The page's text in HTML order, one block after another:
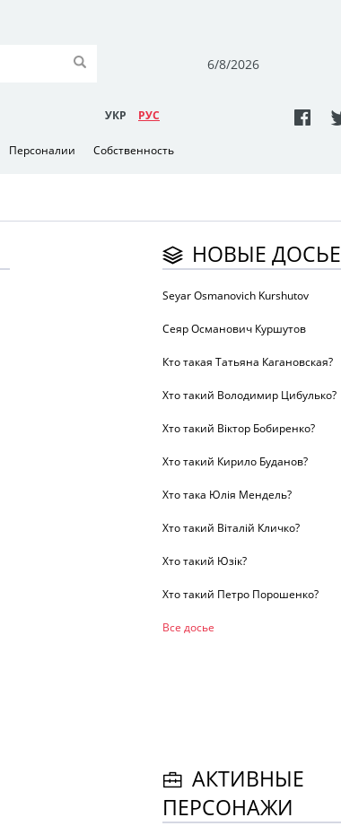
6/8/2026
УКР РУC
Персоналии Собственность
НОВЫЕ ДОСЬЕ
Seyar Osmanovich Kurshutov
Сеяр Османович Куршутов
Кто такая Татьяна Кагановская?
Хто такий Володимир Цибулько?
Хто такий Віктор Бобиренко?
Хто такий Кирило Буданов?
Хто така Юлія Мендель?
Хто такий Віталій Кличко?
Хто такий Юзік?
Хто такий Петро Порошенко?
Все досье
АКТИВНЫЕ
ПЕРСОНАЖИ